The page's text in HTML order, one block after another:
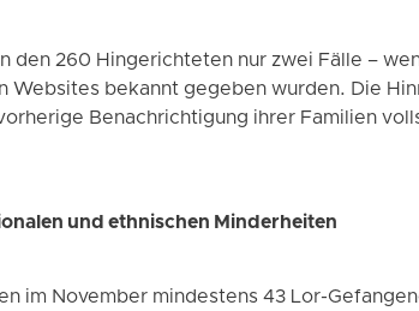
den 260 Hingerichteten nur zwei Fälle –
Websites bekannt gegeben wurden. Die
Benachrichtigung ihrer Familien
und ethnischen Minderheiten
im November mindestens 43 Lor-